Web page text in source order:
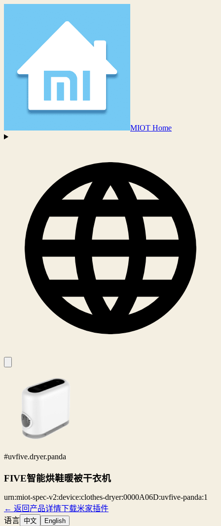
MIOT Home
#uvfive.dryer.panda
FIVE智能烘鞋暖被干衣机
urn:miot-spec-v2:device:clothes-dryer:0000A06D:uvfive-panda:1
← 返回产品详情下载米家插件
语言 中文 English